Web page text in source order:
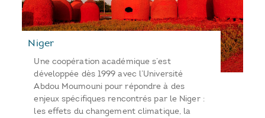
Niger
Une coopération académique s’est
développée dès 1999 avec l’Université
Abdou Moumouni pour répondre à des
enjeux spécifiques rencontrés par le Niger :
les effets du changement climatique, la